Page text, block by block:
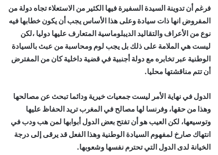
فرغم أن تدوينة السيدة السفيرة فيها الكثير من الاستعلاء تجاه دولة من
المفروض انها ذات سيادة وعلى هذا الأساس يجب أن يكون خطابها فيه
نوع من الأعراف والتقاليد الديبلوماسية المتعارف عليها دوليا ،لكن
ليست هي الملامة على ذلك بل يجب لوم ومحاسبة من عبث بالسيادة
الوطنية عبر تخابره مع دولة أجنبية في قضية داخلية كان من المفترض
أن تتم مناقشتها محليا.
الدول في نهاية الأمر ليست جمعيات خيرية ودائما تبحث عن مصالحها
وهذا من حقها، وفرنسا لها مصالح في المغرب تريد الحفاظ عليها
وتوسيعها، لكن العيب هو أن تفتح بعض الدول أبوابها لمن هب ودب في
انتهاك صارخ لمفهوم السيادة الوطنية وهذا الفعل قد يرقى إلى درجة
الخيانة لدى الدول التي تحترم نفسها وشعوبها.